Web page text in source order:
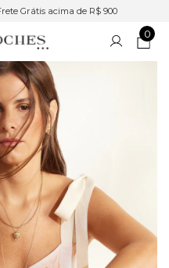
Grátis acima de R$ 900
0